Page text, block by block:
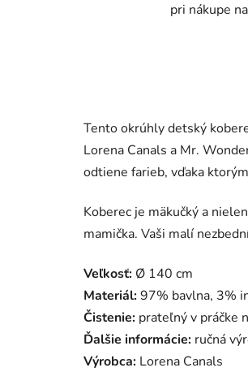
pri nákupe
Tento okrúhly detský
Lorena Canals a Mr.
odtiene farieb, vďaka
Koberec je mäkučký a
mamička. Vaši malí
Veľkosť: Ø 140 cm
Materiál:97% bavlna, 3%
Čistenie: prateľný v práčke
Ďalšie informácie: ručná
Výrobca: Lorena Canals